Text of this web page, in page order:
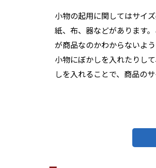
小物の起用に関してはサイ
紙、布、器などがあります
が商品なのかわからないよ
小物にぼかしを入れたりし
しを入れることで、商品の